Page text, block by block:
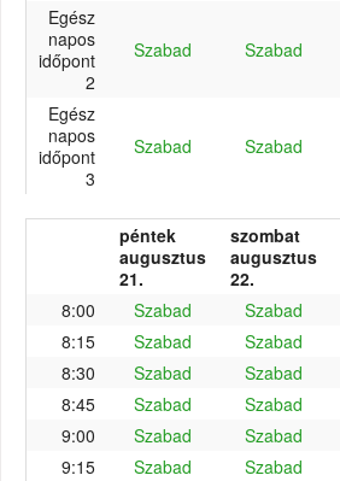
Egész
napos
időpont
2
Szabad Szabad
Egész
napos
időpont
3
Szabad Szabad
péntek
augusztus
21.
szombat
augusztus
22.
8:00
Szabad Szabad
8:15
Szabad Szabad
8:30
Szabad Szabad
8:45
Szabad Szabad
9:00
Szabad Szabad
9:15
Szabad Szabad